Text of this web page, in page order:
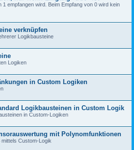
1 empfangen wird. Beim Empfang von 0 wird kein
verknüpfen
Logikbausteine
Logiken
in Custom Logiken
Logikbausteinen in Custom Logik
in Custom-Logiken
mit Polynomfunktionen
Custom-Logik